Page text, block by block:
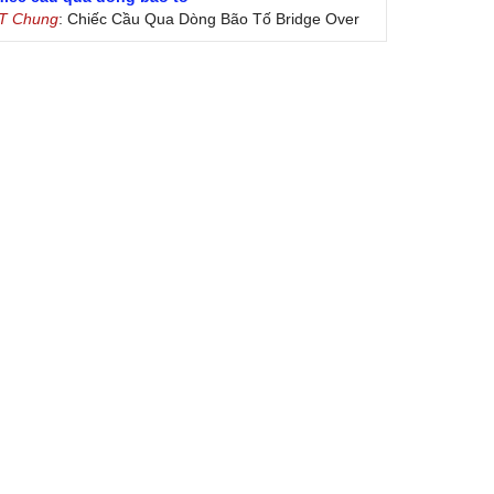
Chung: Chiếc Cầu Qua Dòng Bão Tố Bridge Over
Water by Simon & Garfunkel (Released